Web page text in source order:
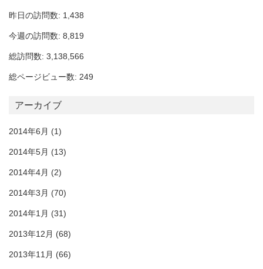
昨日の訪問数: 1,438
今週の訪問数: 8,819
総訪問数: 3,138,566
総ページビュー数: 249
アーカイブ
2014年6月 (1)
2014年5月 (13)
2014年4月 (2)
2014年3月 (70)
2014年1月 (31)
2013年12月 (68)
2013年11月 (66)